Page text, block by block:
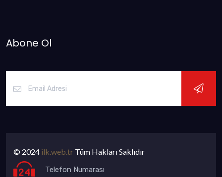
Abone Ol
© 2024 ilk.web.tr Tüm Hakları Saklıdır
Telefon Numarası